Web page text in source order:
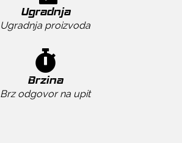
Ugradnja
Ugradnja proizvoda
Brzina
Brz odgovor na upit